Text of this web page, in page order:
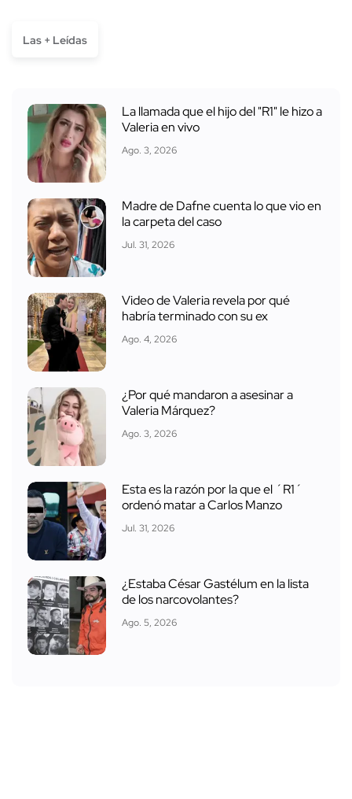
Las + Leídas
La llamada que el hijo del "R1" le hizo a
Valeria en vivo
Ago. 3, 2026
Madre de Dafne cuenta lo que vio en
la carpeta del caso
Jul. 31, 2026
Video de Valeria revela por qué
habría terminado con su ex
Ago. 4, 2026
¿Por qué mandaron a asesinar a
Valeria Márquez?
Ago. 3, 2026
Esta es la razón por la que el ´R1´
ordenó matar a Carlos Manzo
Jul. 31, 2026
¿Estaba César Gastélum en la lista
de los narcovolantes?
Ago. 5, 2026